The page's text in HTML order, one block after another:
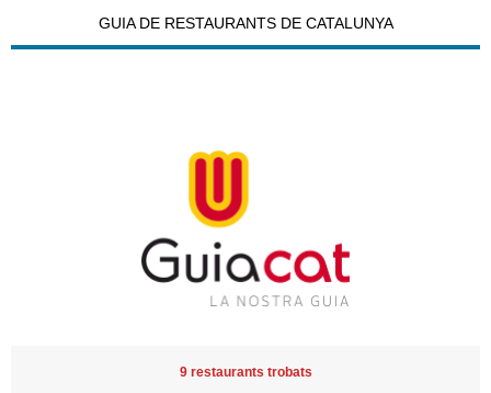
GUIA DE RESTAURANTS DE CATALUNYA
9 restaurants trobats